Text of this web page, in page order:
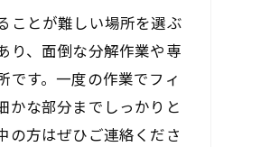
ことが難しい場所を選ぶ
り、面倒な分解作業や専
です。一度の作業でフィ
かな部分までしっかりと
の方はぜひご連絡くださ